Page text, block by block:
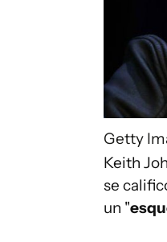
Getty
Keith
se
un "